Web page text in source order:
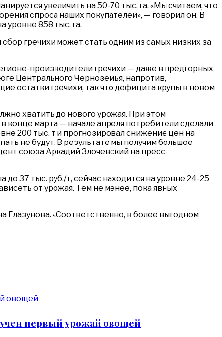
увеличить на 50-70 тыс. га. «Мы считаем, что
спроса наших покупателей», — говорил он. В
уровне 858 тыс. га.
гречихи может стать одним из самых низких за
производители гречихи — даже в предгорных
Центрального Черноземья, напротив,
остатки гречихи, так что дефицита крупы в новом
хватить до нового урожая. При этом
конце марта — начале апреля потребители сделали
200 тыс. т и прогнозировал снижение цен на
не будут. В результате мы получим большое
союза Аркадий Злочевский на пресс-
до 37 тыс. руб./т, сейчас находится на уровне 24-25
от урожая. Тем не менее, пока явных
Глазунова. «Соответственно, в более выгодном
первый урожай овощей